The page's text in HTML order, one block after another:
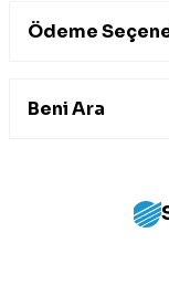
Ödeme
Beni Ara